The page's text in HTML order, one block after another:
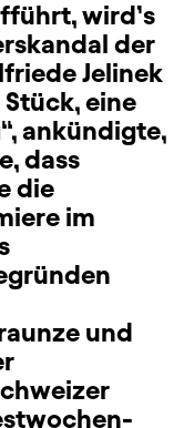
wird’s
der
Jelinek
Stück, eine
ankündigte,
dass
die
im
und